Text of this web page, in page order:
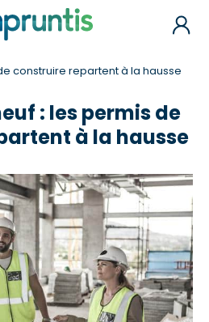
construire repartent à la hausse
: les permis de
à la hausse